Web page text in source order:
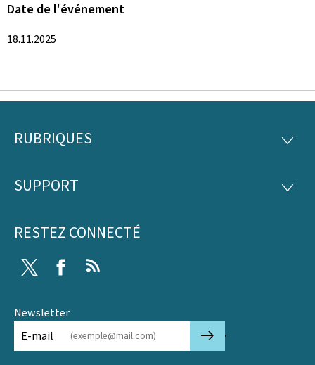
Date de l'événement
18.11.2025
Pied
page
RUBRIQUES
SUPPORT
RESTEZ CONNECTÉ
Twitter Facebook
Newsletter
E-mail
🡒